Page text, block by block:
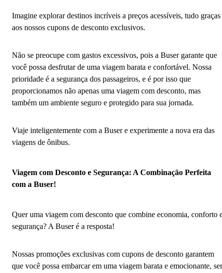
Imagine explorar destinos incríveis a preços acessíveis, tudo graças
aos nossos cupons de desconto exclusivos.
Não se preocupe com gastos excessivos, pois a Buser garante que
você possa desfrutar de uma viagem barata e confortável. Nossa
prioridade é a segurança dos passageiros, e é por isso que
proporcionamos não apenas uma viagem com desconto, mas
também um ambiente seguro e protegido para sua jornada.
Viaje inteligentemente com a Buser e experimente a nova era das
viagens de ônibus.
Viagem com Desconto e Segurança: A Combinação Perfeita
com a Buser!
Quer uma viagem com desconto que combine economia, conforto
segurança? A Buser é a resposta!
Nossas promoções exclusivas com cupons de desconto garantem
que você possa embarcar em uma viagem barata e emocionante,